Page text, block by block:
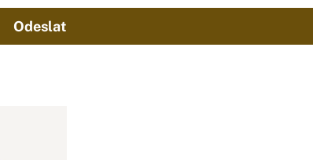
Odeslat